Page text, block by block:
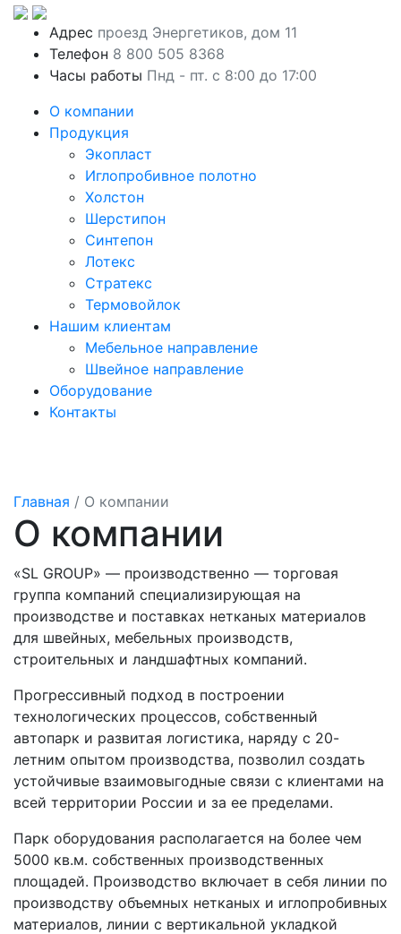
Адрес проезд Энергетиков, дом 11
Телефон 8 800 505 8368
Часы работы Пнд - пт. с 8:00 до 17:00
О компании
Продукция
Экопласт
Иглопробивное полотно
Холстон
Шерстипон
Синтепон
Лотекс
Стратекс
Термовойлок
Нашим клиентам
Мебельное направление
Швейное направление
Оборудование
Контакты
Главная / О компании
О компании
«SL GROUP» — производственно — торговая
группа компаний специализирующая на
производстве и поставках нетканых материалов
для швейных, мебельных производств,
строительных и ландшафтных компаний.
Прогрессивный подход в построении
технологических процессов, собственный
автопарк и развитая логистика, наряду с 20-
летним опытом производства, позволил создать
устойчивые взаимовыгодные связи с клиентами на
всей территории России и за ее пределами.
Парк оборудования располагается на более чем
5000 кв.м. собственных производственных
площадей. Производство включает в себя линии по
производству объемных нетканых и иглопробивных
материалов, линии с вертикальной укладкой